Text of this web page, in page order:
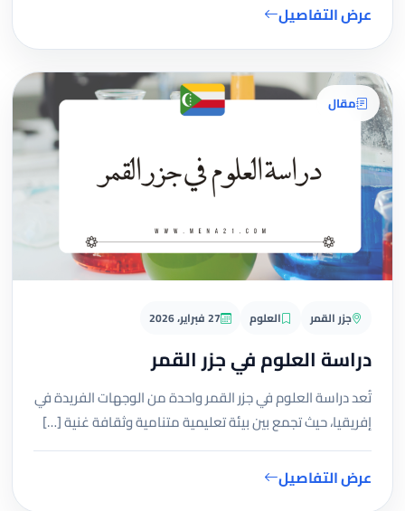
عرض التفاصيل
مقال
جزر القمر العلوم 27 فبراير، 2026
دراسة العلوم في جزر القمر
تُعد دراسة العلوم في جزر القمر واحدة من الوجهات الفريدة في
إفريقيا، حيث تجمع بين بيئة تعليمية متنامية وثقافة غنية […]
عرض التفاصيل